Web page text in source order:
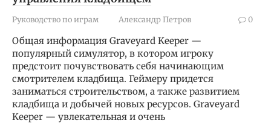
Руководство по играм Александр Петров 0
Общая информация Graveyard Keeper —
популярный симулятор, в котором игроку
предстоит почувствовать себя начинающим
смотрителем кладбища. Геймеру придется
заниматься строительством, а также развитием
кладбища и добычей новых ресурсов. Graveyard
Keeper — увлекательная и очень